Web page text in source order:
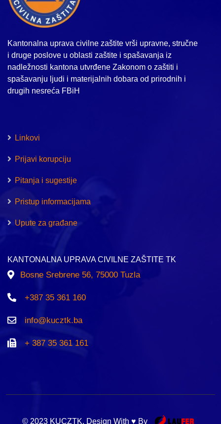
Kantonalna uprava civilne zaštite vrši upravne, stručne
i druge poslove u oblasti zaštite i spašavanja iz
nadležnosti kantona utvrđene Zakonom o zaštiti i
spašavanju ljudi i materijalnih dobara od prirodnih i
drugih nesreća FBiH
Linkovi
Prijavi korupciju
Pitanja i sugestije
Pristup informacijama
Upute za građane
KANTONALNA UPRAVA CIVILNE ZAŠTITE TK
Bosne Srebrene 56, 75000 Tuzla
+387 35 361 160
info@kucztk.ba
+ 387 35 361 161
© 2023 KUCZTK. Design With ♥ By